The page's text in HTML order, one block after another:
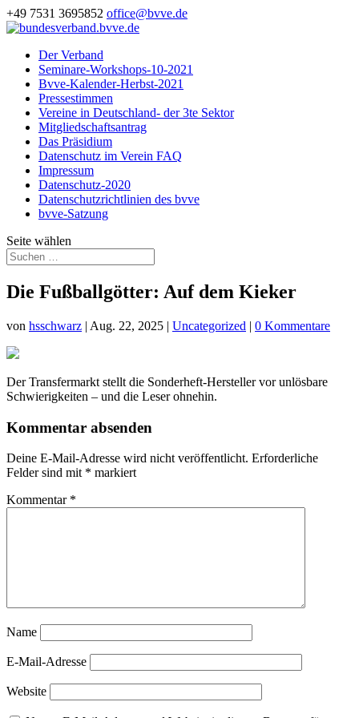
+49 7531 3695852 office@bvve.de
Der Verband
Seminare-Workshops-10-2021
Bvve-Kalender-Herbst-2021
Pressestimmen
Vereine in Deutschland- der 3te Sektor
Mitgliedschaftsantrag
Das Präsidium
Datenschutz im Verein FAQ
Impressum
Datenschutz-2020
Datenschutzrichtlinien des bvve
bvve-Satzung
Seite wählen
Die Fußballgötter: Auf dem Kieker
von hsschwarz | Aug. 22, 2025 | Uncategorized | 0 Kommentare
Der Transfermarkt stellt die Sonderheft-Hersteller vor unlösbare
Schwierigkeiten – und die Leser ohnehin.
Kommentar absenden
Deine E-Mail-Adresse wird nicht veröffentlicht. Erforderliche
Felder sind mit * markiert
Kommentar *
Name
E-Mail-Adresse
Website